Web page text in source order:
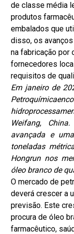
de classe média
produtos
embalados que
disso, os
na fabricação por
fornecedores
requisitos de
Em janeiro de
Petroquímica
Weifang,
avançada e
toneladas
Hongrun nos
óleo branco de
O mercado de
deverá crescer a
previsão. Este
procura de óleo
farmacêutico,